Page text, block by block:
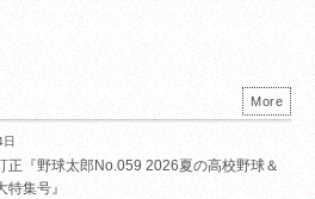
正『野球太郎No.059 2026夏の高校野球＆
特集号』
More